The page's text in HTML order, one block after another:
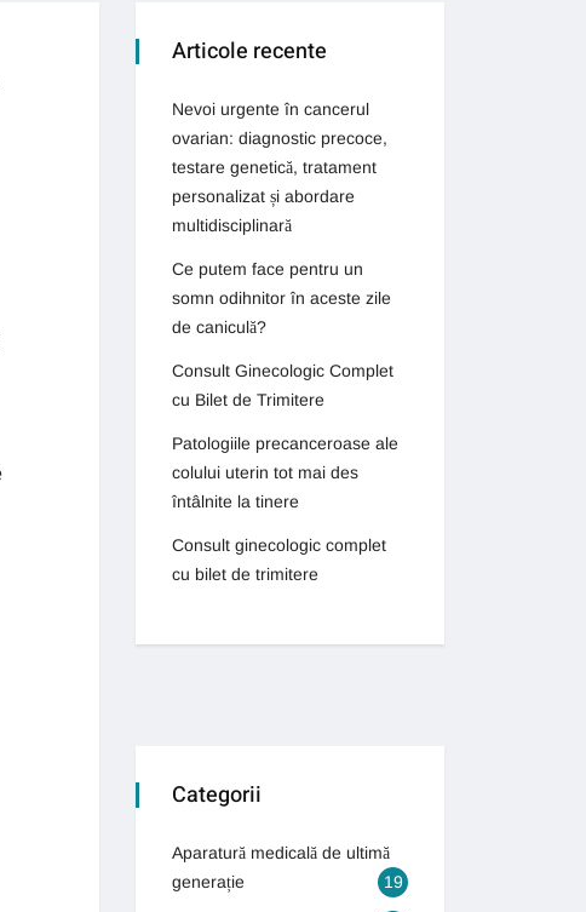
Articole recente
Nevoi urgente în cancerul
ovarian: diagnostic precoce,
testare genetică, tratament
personalizat și abordare
multidisciplinară
Ce putem face pentru un
somn odihnitor în aceste zile
de caniculă?
Consult Ginecologic Complet
cu Bilet de Trimitere
Patologiile precanceroase ale
colului uterin tot mai des
întâlnite la tinere
Consult ginecologic complet
cu bilet de trimitere
Categorii
Aparatură medicală de ultimă
generație
19